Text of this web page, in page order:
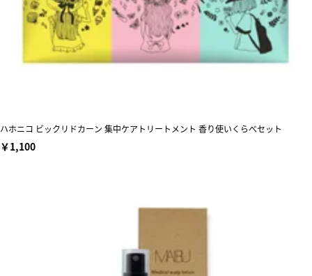
ハホニコ ビックリドカーン 集中ケアトリートメント 香り使いくらべセット
￥1,100